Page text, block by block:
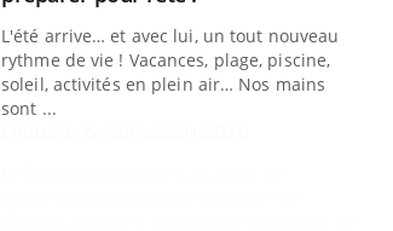
Le Ramadan approche, et, pour de
nombreuses personnes atteintes de
diabète, c'est une période de questions, de
défis, mais ...